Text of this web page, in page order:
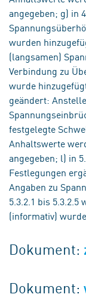
angegeben; g) in
wurden
(langsamen)
Verbindung zu
wurde
geändert:
festgelegte
Anhaltswerte
angegeben; l) in
Festlegungen
Angaben zu
5.3.2.1 bis
(informativ)
Dokument:
Dokument: